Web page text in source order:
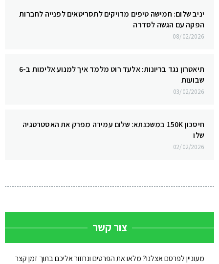
יניב שלום: חמישה טיפים מדויקים לתסריטאים לפנייה לחברות
הפקה עם הגשה לסדרה
08/02/2026
תיאטרון נגד בריונות: אלעד רוט מלמד איך למנוע אלימות ב-6
שבועות
03/02/2026
חיסכון 150K במשכנתא: שלום עמירה מפרק את האסטרטגיה
שלו
02/02/2026
צור קשר
מעוניין לפרסם אצלנו? מלאו את הפרטים ונחזור אליכם בתוך זמן קצר